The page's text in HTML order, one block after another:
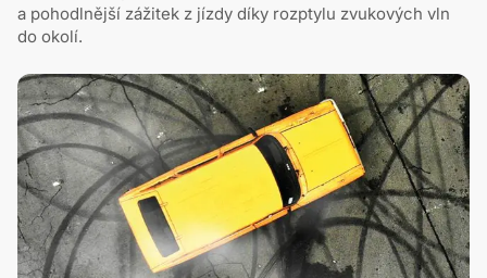
a pohodlnější zážitek z jízdy díky rozptylu zvukových vln
do okolí.